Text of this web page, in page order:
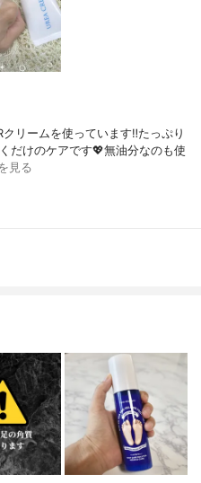
リームを使っています‼️たっぷり
だけのケアです💖無油分なのも使
見る